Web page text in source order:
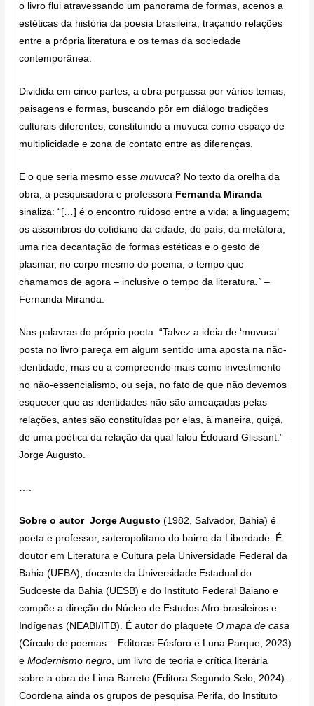
o livro flui atravessando um panorama de formas, acenos a
estéticas da história da poesia brasileira, traçando relações
entre a própria literatura e os temas da sociedade
contemporânea.
Dividida em cinco partes, a obra perpassa por vários temas,
paisagens e formas, buscando pôr em diálogo tradições
culturais diferentes, constituindo a muvuca como espaço de
multiplicidade e zona de contato entre as diferenças.
E o que seria mesmo essemuvuca? No texto da orelha da
obra, a pesquisadora e professora Fernanda Miranda
sinaliza: “[…] é o encontro ruidoso entre a vida; a linguagem;
os assombros do cotidiano da cidade, do país, da metáfora;
uma rica decantação de formas estéticas e o gesto de
plasmar, no corpo mesmo do poema, o tempo que
chamamos de agora – inclusive o tempo da literatura.” –
Fernanda Miranda.
Nas palavras do próprio poeta: “Talvez a ideia de ‘muvuca’
posta no livro pareça em algum sentido uma aposta na não-
identidade, mas eu a compreendo mais como investimento
no não-essencialismo, ou seja, no fato de que não devemos
esquecer que as identidades não são ameaçadas pelas
relações, antes são constituídas por elas, à maneira, quiçá,
de uma poética da relação da qual falou Édouard Glissant.” –
Jorge Augusto.
Sobre o autor_Jorge Augusto(1982, Salvador, Bahia) é
poeta e professor, soteropolitano do bairro da Liberdade. É
doutor em Literatura e Cultura pela Universidade Federal da
Bahia (UFBA), docente da Universidade Estadual do
Sudoeste da Bahia (UESB) e do Instituto Federal Baiano e
compõe a direção do Núcleo de Estudos Afro-brasileiros e
Indígenas (NEABI/ITB). É autor do plaqueteO mapa de casa
(Círculo de poemas – Editoras Fósforo e Luna Parque, 2023)
eModernismo negro , um livro de teoria e crítica literária
sobre a obra de Lima Barreto (Editora Segundo Selo, 2024).
Coordena ainda os grupos de pesquisa Perifa, do Instituto